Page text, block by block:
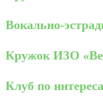
Вокально-
Кружок ИЗО
Клуб по